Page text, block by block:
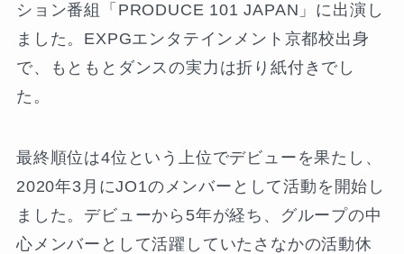
ション番組「PRODUCE 101 JAPAN」に出演し
ました。EXPGエンタテインメント京都校出身
で、もともとダンスの実力は折り紙付きでし
た。
最終順位は4位という上位でデビューを果たし、
2020年3月にJO1のメンバーとして活動を開始し
ました。デビューから5年が経ち、グループの中
心メンバーとして活躍していたさなかの活動休